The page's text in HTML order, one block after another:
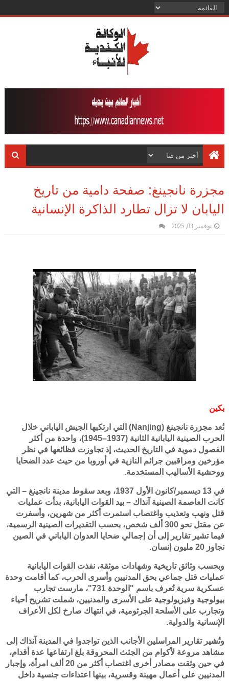
مجزرة نانجينغ: صفحة دامية من تاريخ
اليابان لا تزال تطارد الذاكرة الإنسانية
نوفمبر 03, 2025
بكين
تُعد مجزرة نانجينغ (Nanjing) التي ارتكبها الجيش الياباني خلال
الحرب الصينية اليابانية الثانية (1937–1945)، واحدة من أكثر
الفصول دموية في التاريخ الحديث، إذ تجاوزت فظائعها في نظر
مؤرخين ومراقبين جرائم النازية في أوروبا من حيث عدد الضحايا
ووحشية الأساليب المستخدمة.
في 13 ديسمبر/كانون الأول 1937، وبعد سقوط مدينة نانجينغ – التي
كانت العاصمة الصينية آنذاك – بيد القوات اليابانية، بدأت عمليات
قتل ونهب وتعذيب واغتصاب استمرت أكثر من شهرين، وأسفرت
عن مقتل نحو 300 ألف شخص، بحسب التقديرات الصينية الرسمية،
فيما تشير تقارير إلى أن إجمالي ضحايا العدوان الياباني في الصين
تجاوز 20 مليون إنسان.
وبحسب وثائق تاريخية وشهادات موثقة، نفذت القوات اليابانية
عمليات قتل جماعي بحق المدنيين وأسرى الحرب، كما أقامت وحدة
عسكرية سرية تُعرف باسم "الوحدة 731"، مارست تجارب
بيولوجية وفيزيولوجية على الأسرى والمدنيين، شملت تشريح أحياء
وتجارب على الأسلحة الجرثومية، في انتهاك صارخ لكل الأعراف
الإنسانية والدولية.
وتُشير تقارير المراسلين الأجانب الذين تواجدوا في المدينة آنذاك إلى
مشاهد مروعة لأكوام من الجثث المحروقة بلغ ارتفاعها عدة أقدام،
في حين وثقت مصادر أخرى اغتصاب أكثر من 20 ألف امرأة، وإجبار
المدنيين على أعمال مهينة وقسرية، بينها اعتداءات جنسية داخل